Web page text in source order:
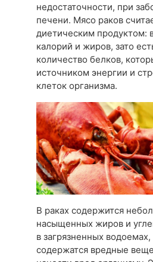
недостаточности, при
печени. Мясо раков
диетическим продуктом:
калорий и жиров, зато
количество белков,
источником энергии и
клеток организма.
В раках содержится
насыщенных жиров и
в загрязненных
содержатся вредные